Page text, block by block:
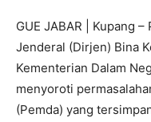
GUE JABAR | Kupang
Jenderal (Dirjen) Bina
Kementerian Dalam
menyoroti
(Pemda) yang